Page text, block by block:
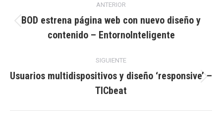
entre
publicaciones
ANTERIOR
Publicación
anterior:
BOD estrena página web con nuevo diseño y
contenido – EntornoInteligente
SIGUIENTE
Publicación
siguiente:
Usuarios multidispositivos y diseño ‘responsive’ –
TICbeat